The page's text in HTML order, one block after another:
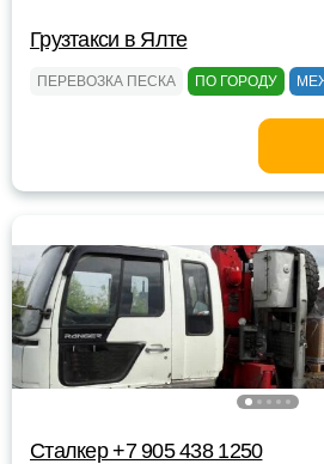
Грузтакси в Ялте
ПЕРЕВОЗКА ПЕСКА ПО ГОРОДУ
Сталкер +7 905 438 1250